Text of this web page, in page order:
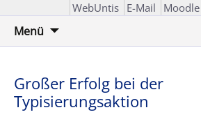
WebUntis E-Mail Moodle
Menü
Großer Erfolg bei der
Typisierungsaktion